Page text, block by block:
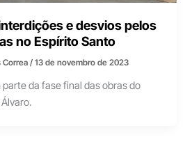
e desvios pelos
no Espírito Santo
Correa/13 de novembro de 2023
da fase final das obras do